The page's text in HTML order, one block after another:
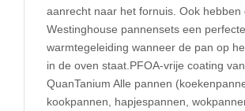
aanrecht naar het fornuis. Ook hebben
Westinghouse pannensets een perfecte
warmtegeleiding wanneer de pan op
in de oven staat.PFOA-vrije coating van
QuanTanium Alle pannen
kookpannen, hapjespannen,